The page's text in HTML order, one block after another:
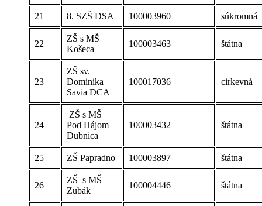
21 8. SZŠ DSA 100003960 súkromná
22
ZŠ s MŠ
Košeca
100003463 štátna
23
ZŠ sv.
Dominika
Savia DCA
100017036 cirkevná
24
ZŠ s MŠ
Pod Hájom
Dubnica
100003432 štátna
25 ZŠ Papradno 100003897 štátna
26
ZŠ s MŠ
Zubák
100004446 štátna